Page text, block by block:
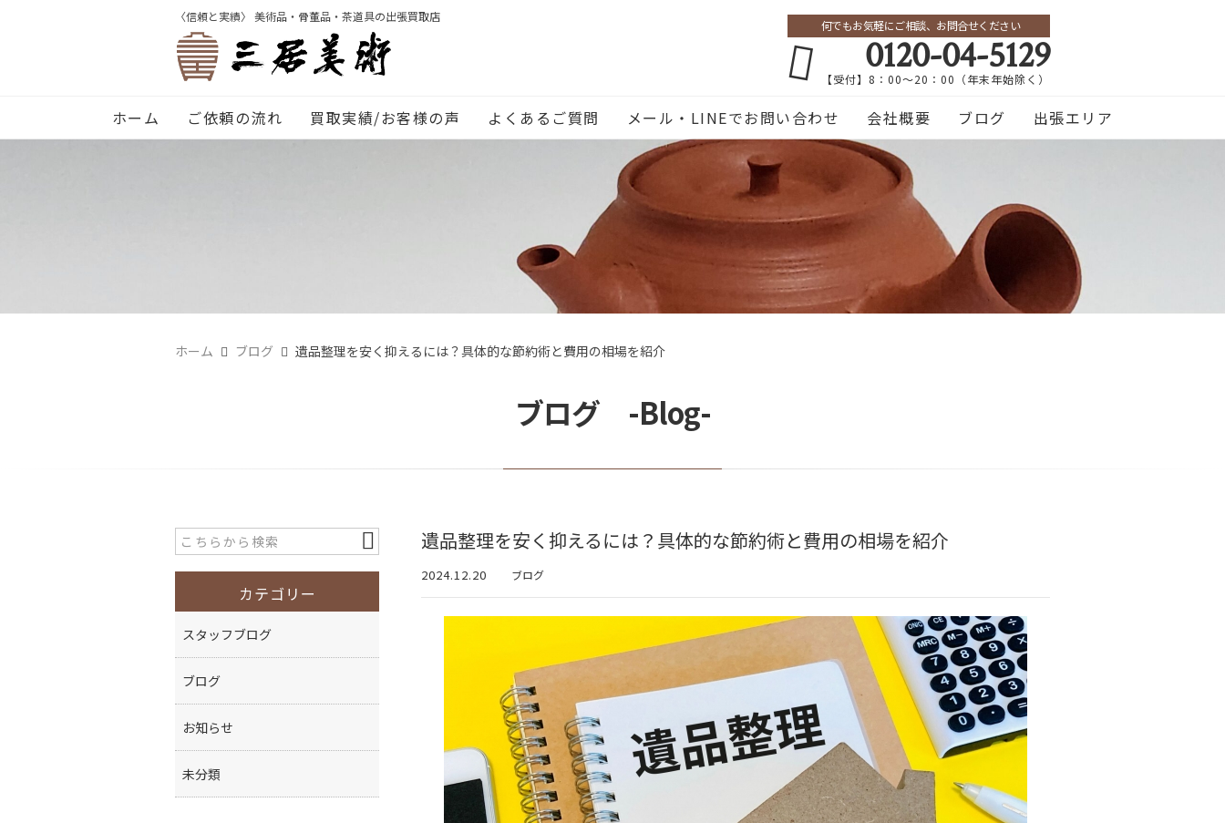
〈信頼と実績〉 美術品・骨董品・茶道具の出張買取店
何でもお気軽にご相談、お問合せください
0120-04-5129
【受付】8：00～20：00（年末年始除く）
ホーム ご依頼の流れ 買取実績/お客様の声 よくあるご質問 メール・LINEでお問い合わせ 会社概要 ブログ 出張エリア
ホーム ブログ 遺品整理を安く抑えるには？具体的な節約術と費用の相場を紹介
ブログ -Blog-
遺品整理を安く抑えるには？具体的な節約術と費用の相場を紹介
2024.12.20 ブログ
カテゴリー
スタッフブログ
ブログ
お知らせ
未分類